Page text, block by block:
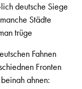
deutsche Siege
Städte
trüge
Fahnen
Fronten
ahnen: